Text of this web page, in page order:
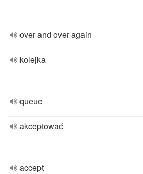
over and over again
kolejka
queue
akceptować
accept